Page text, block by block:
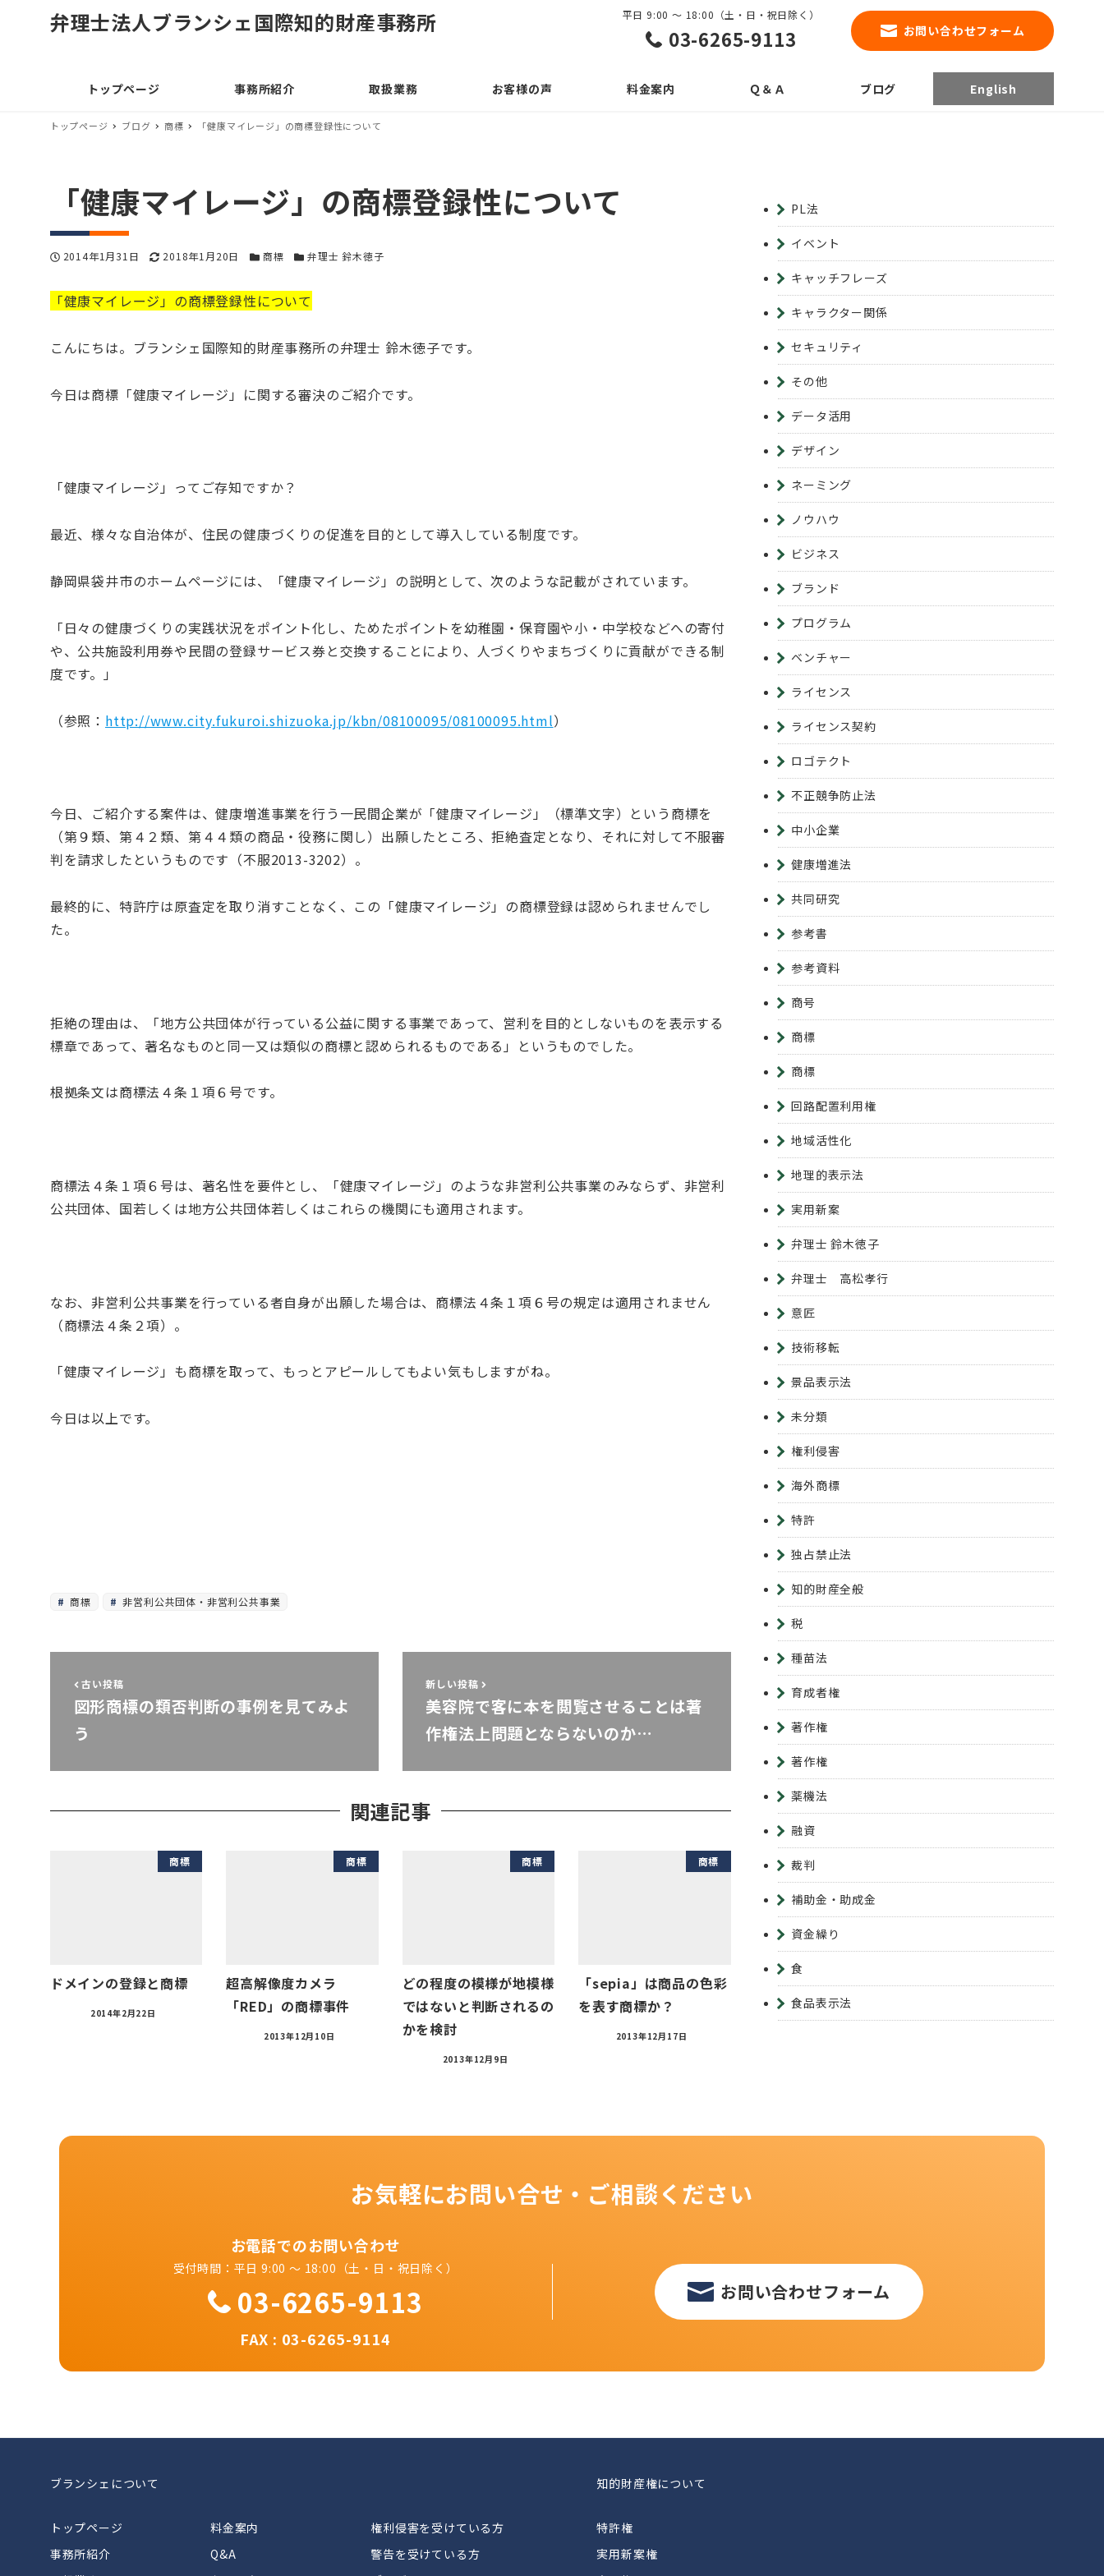
弁理士法人ブランシェ国際知的財産事務所
03-6265-9113
平日 9:00 ～ 18:00（土・日・祝日除く）
お問い合わせフォーム
トップページ 事務所紹介 取扱業務 お客様の声 料金案内 Ｑ＆Ａ ブログ English
トップページ ブログ 商標 「健康マイレージ」の商標登録性について
「健康マイレージ」の商標登録性について
投稿日
2014年1月31日 更新日
2018年1月20日 カテゴリー
商標 カテゴリー
弁理士 鈴木徳子
「健康マイレージ」の商標登録性について
こんにちは。ブランシェ国際知的財産事務所の弁理士 鈴木徳子です。
今日は商標「健康マイレージ」に関する審決のご紹介です。
「健康マイレージ」ってご存知ですか？
最近、様々な自治体が、住民の健康づくりの促進を目的として導入している制度です。
静岡県袋井市のホームページには、「健康マイレージ」の説明として、次のような記載がされています。
「日々の健康づくりの実践状況をポイント化し、ためたポイントを幼稚園・保育園や小・中学校などへの寄付
や、公共施設利用券や民間の登録サービス券と交換することにより、人づくりやまちづくりに貢献ができる制
度です。」
（参照： http://www.city.fukuroi.shizuoka.jp/kbn/08100095/08100095.html）
今日、ご紹介する案件は、健康増進事業を行う一民間企業が「健康マイレージ」（標準文字）という商標を
（第９類、第４２類、第４４類の商品・役務に関し）出願したところ、拒絶査定となり、それに対して不服審
判を請求したというものです（不服2013-3202）。
最終的に、特許庁は原査定を取り消すことなく、この「健康マイレージ」の商標登録は認められませんでし
た。
拒絶の理由は、「地方公共団体が行っている公益に関する事業であって、営利を目的としないものを表示する
標章であって、著名なものと同一又は類似の商標と認められるものである」というものでした。
根拠条文は商標法４条１項６号です。
商標法４条１項６号は、著名性を要件とし、「健康マイレージ」のような非営利公共事業のみならず、非営利
公共団体、国若しくは地方公共団体若しくはこれらの機関にも適用されます。
なお、非営利公共事業を行っている者自身が出願した場合は、商標法４条１項６号の規定は適用されません
（商標法４条２項）。
「健康マイレージ」も商標を取って、もっとアピールしてもよい気もしますがね。
今日は以上です。
商標 非営利公共団体・非営利公共事業
古い投稿
図形商標の類否判断の事例を見てみよ
う
新しい投稿
美容院で客に本を閲覧させることは著
作権法上問題とならないのか…
関連記事
商標
ドメインの登録と商標
2014年2月22日
商標
超高解像度カメラ
「RED」の商標事件
2013年12月10日
商標
どの程度の模様が地模様
ではないと判断されるの
かを検討
2013年12月9日
商標
「sepia」は商品の色彩
を表す商標か？
2013年12月17日
PL法
イベント
キャッチフレーズ
キャラクター関係
セキュリティ
その他
データ活用
デザイン
ネーミング
ノウハウ
ビジネス
ブランド
プログラム
ベンチャー
ライセンス
ライセンス契約
ロゴテクト
不正競争防止法
中小企業
健康増進法
共同研究
参考書
参考資料
商号
商標
商標
回路配置利用権
地域活性化
地理的表示法
実用新案
弁理士 鈴木徳子
弁理士 高松孝行
意匠
技術移転
景品表示法
未分類
権利侵害
海外商標
特許
独占禁止法
知的財産全般
税
種苗法
育成者権
著作権
著作権
薬機法
融資
裁判
補助金・助成金
資金繰り
食
食品表示法
お気軽にお問い合せ・ご相談ください
お電話でのお問い合わせ
受付時間：平日 9:00 ～ 18:00（土・日・祝日除く）
03-6265-9113
FAX : 03-6265-9114
お問い合わせフォーム
ブランシェについて
トップページ
事務所紹介
料金案内
Q&A
権利侵害を受けている方
警告を受けている方
知的財産権について
特許権
実用新案権